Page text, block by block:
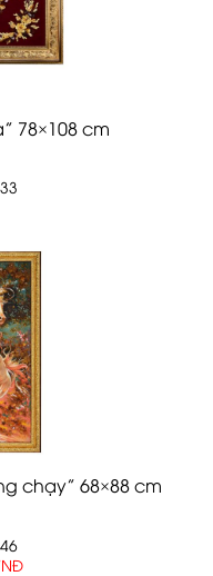
78×108 cm
chạy” 68×88 cm